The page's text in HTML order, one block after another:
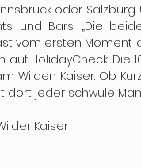
oder
und Bars. „Die
vom ersten Moment
HolidayCheck. Die
Wilden Kaiser. Ob
dort jeder schwule
Kaiser